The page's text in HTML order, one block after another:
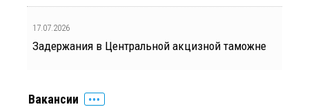
17.07.2026
Задержания в Центральной акцизной таможне
Вакансии